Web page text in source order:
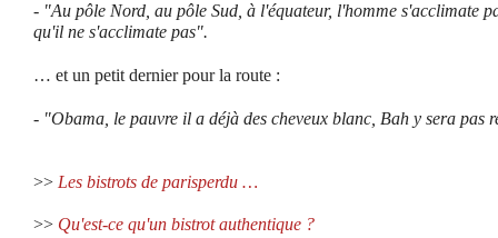
- "Au pôle Nord, au pôle Sud, à l'équateur, l'homme s'acclimate
qu'il ne s'acclimate pas".
… et un petit dernier pour la route :
- "Obama, le pauvre il a déjà des cheveux blanc, Bah y sera pas
>> Les bistrots de parisperdu …
>> Qu'est-ce qu'un bistrot authentique ?